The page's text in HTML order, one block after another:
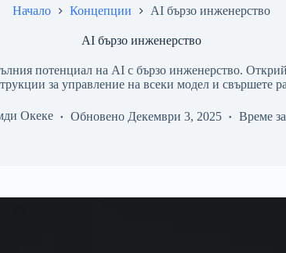
Начало Концепции AI бързо инженерство
AI бързо инженерство
потенциал на AI с бързо инженерство.
за управление на всеки модел и свършете
Океке Обновено Декември 3, 2025 Време